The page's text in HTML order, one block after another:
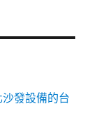
發設備的台